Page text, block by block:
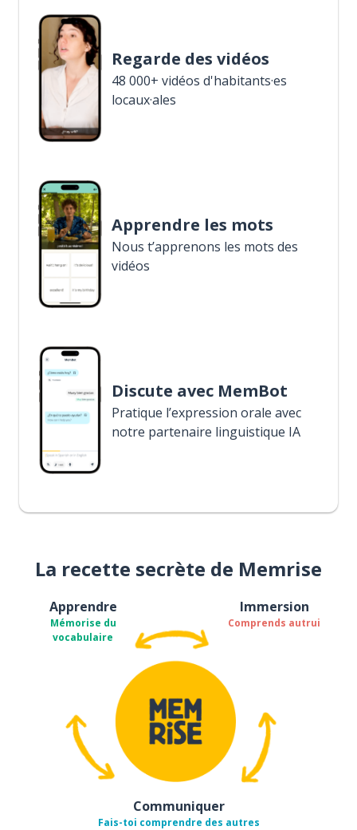
Regarde des vidéos
48 000+ vidéos d'habitants·es
locaux·ales
Apprendre les mots
Nous t’apprenons les mots des
vidéos
Discute avec MemBot
Pratique l’expression orale avec
notre partenaire linguistique IA
La recette secrète de Memrise
Apprendre
Mémorise du
vocabulaire
Immersion
Comprends autrui
Communiquer
Fais-toi comprendre des autres